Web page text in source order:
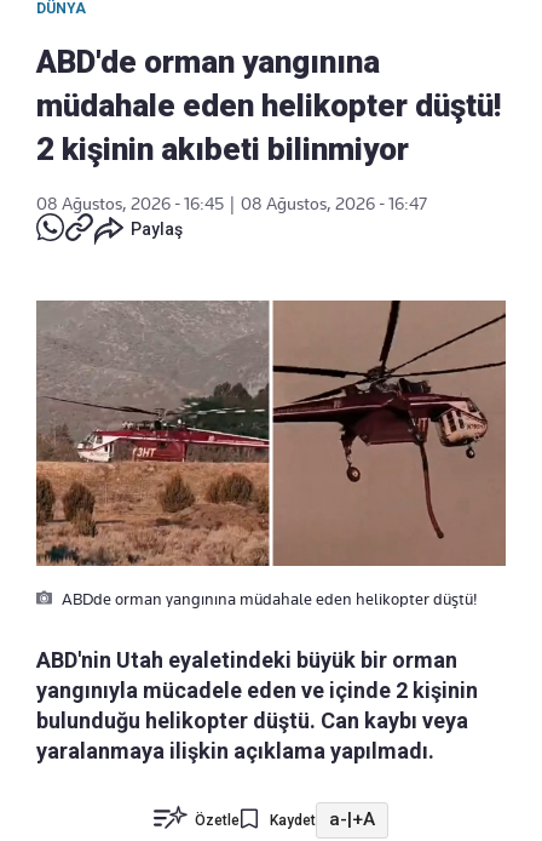
DÜNYA
ABD'de orman yangınına
müdahale eden helikopter düştü!
2 kişinin akıbeti bilinmiyor
08 Ağustos, 2026 - 16:45
08 Ağustos, 2026 - 16:47
Paylaş
ABDde orman yangınına müdahale eden helikopter düştü!
ABD'nin Utah eyaletindeki büyük bir orman
yangınıyla mücadele eden ve içinde 2 kişinin
bulunduğu helikopter düştü. Can kaybı veya
yaralanmaya ilişkin açıklama yapılmadı.
Özetle Kaydet a-|+A